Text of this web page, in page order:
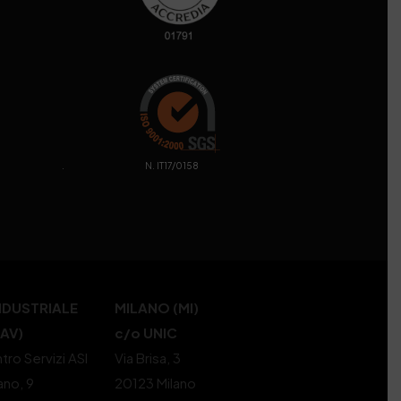
. N. IT17/0158
Servizi ASI
9
MILANO (MI)
c/o UNIC
Via Brisa, 3
20123 Milano